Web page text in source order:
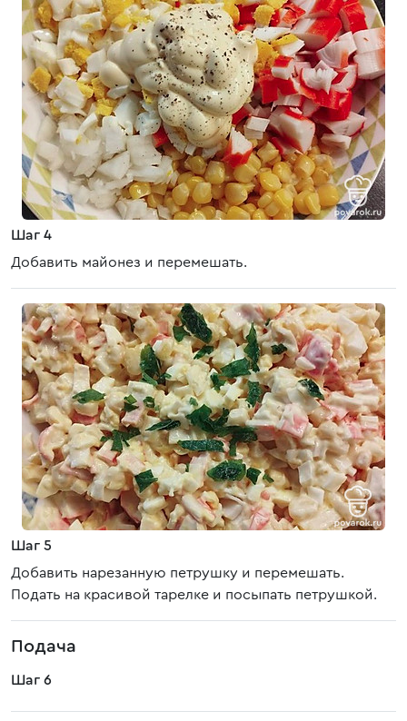
Шаг 4
Добавить майонез и перемешать.
Шаг 5
Добавить нарезанную петрушку и перемешать.
Подать на красивой тарелке и посыпать петрушкой.
Подача
Шаг 6